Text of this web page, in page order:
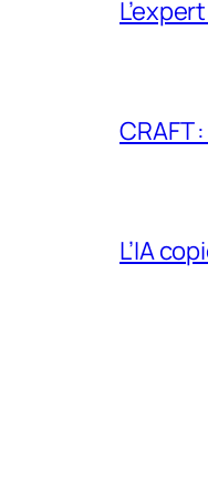
CRAFT
L’IA